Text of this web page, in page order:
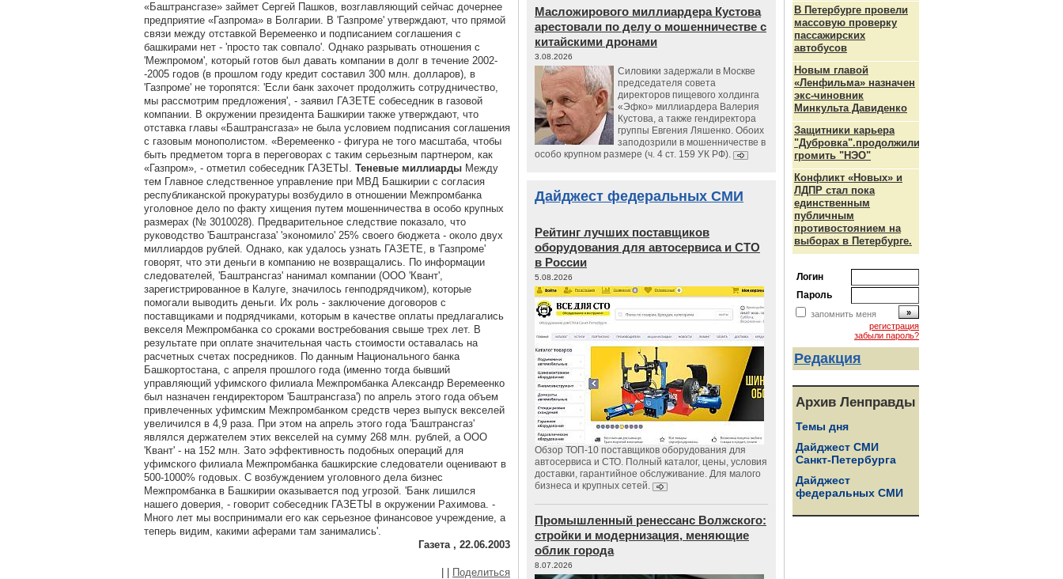
«Баштрансгазе» займет Сергей Пашков, возглавляющий сейчас дочернее
предприятие «Газпрома» в Болгарии. В 'Газпроме' утверждают, что прямой
связи между отставкой Веремеенко и подписанием соглашения с
башкирами нет - 'просто так совпало'. Однако разрывать отношения с
'Межпромом', который готов был давать компании в долг в течение 2002-
-2005 годов (в прошлом году кредит составил 300 млн. долларов), в
'Газпроме' не торопятся: 'Если банк захочет продолжить сотрудничество,
мы рассмотрим предложения', - заявил ГАЗЕТЕ собеседник в газовой
компании. В окружении президента Башкирии также утверждают, что
отставка главы «Баштрансгаза» не была условием подписания соглашения
с газовым монополистом. «Веремеенко - фигура не того масштаба, чтобы
быть предметом торга в переговорах с таким серьезным партнером, как
«Газпром», - отметил собеседник ГАЗЕТЫ. Теневые миллиарды Между
тем Главное следственное управление при МВД Башкирии с согласия
республиканской прокуратуры возбудило в отношении Межпромбанка
уголовное дело по факту хищения путем мошенничества в особо крупных
размерах (№ 3010028). Предварительное следствие показало, что
руководство 'Баштрансгаза' 'экономило' 25% своего бюджета - около двух
миллиардов рублей. Однако, как удалось узнать ГАЗЕТЕ, в 'Газпроме'
говорят, что эти деньги в компанию не возвращались. По информации
следователей, 'Баштрансгаз' нанимал компании (ООО 'Квант',
зарегистрированное в Калуге, значилось генподрядчиком), которые
помогали выводить деньги. Их роль - заключение договоров с
поставщиками и подрядчиками, которым в качестве оплаты предлагались
векселя Межпромбанка со сроками востребования свыше трех лет. В
результате при оплате значительная часть стоимости оставалась на
расчетных счетах посредников. По данным Национального банка
Башкортостана, с апреля прошлого года (именно тогда бывший
управляющий уфимского филиала Межпромбанка Александр Веремеенко
был назначен гендиректором 'Баштрансгаза') по апрель этого года объем
привлеченных уфимским Межпромбанком средств через выпуск векселей
увеличился в 4,9 раза. При этом на апрель этого года 'Баштрансгаз'
являлся держателем этих векселей на сумму 268 млн. рублей, а ООО
'Квант' - на 152 млн. Зато эффективность подобных операций для
уфимского филиала Межпромбанка башкирские следователи оценивают в
500-1000% годовых. С возбуждением уголовного дела бизнес
Межпромбанка в Башкирии оказывается под угрозой. 'Банк лишился
нашего доверия, - говорит собеседник ГАЗЕТЫ в окружении Рахимова. -
Много лет мы воспринимали его как серьезное финансовое учреждение, а
теперь видим, какими аферами там занимались'.
Газета , 22.06.2003
Поделиться
Масложирового миллиардера Кустова
арестовали по делу о мошенничестве с
китайскими дронами
3.08.2026
Силовики задержали в Москве
председателя совета
директоров пищевого холдинга
«Эфко» миллиардера Валерия
Кустова, а также гендиректора
группы Евгения Ляшенко. Обоих
заподозрили в мошенничестве в
особо крупном размере (ч. 4 ст. 159 УК РФ).
Дайджест федеральных СМИ
Рейтинг лучших поставщиков
оборудования для автосервиса и СТО
в России
5.08.2026
Обзор ТОП-10 поставщиков оборудования для
автосервиса и СТО. Полный каталог, цены, условия
доставки, гарантийное обслуживание. Для малого
бизнеса и крупных сетей.
Промышленный ренессанс Волжского:
стройки и модернизация, меняющие
облик города
8.07.2026
В Петербурге провели
массовую проверку
пассажирских
автобусов
Новым главой
«Ленфильма» назначен
экс-чиновник
Минкульта Давиденко
Защитники карьера
"Дубровка".продолжили
громить "НЭО"
Конфликт «Новых» и
ЛДПР стал пока
единственным
публичным
противостоянием на
выборах в Петербурге.
Логин
Пароль
запомнить меня
регистрация
забыли пароль?
Редакция
Архив Ленправды
Темы дня
Дайджест СМИ
Санкт-Петербурга
Дайджест
федеральных СМИ